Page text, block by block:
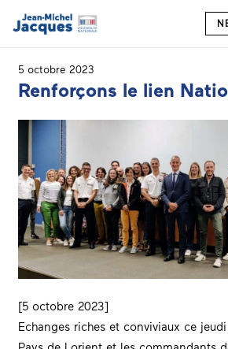
5 octobre 2023
Renforçons le lien
[5 octobre 2023]
Echanges riches et conviviaux ce